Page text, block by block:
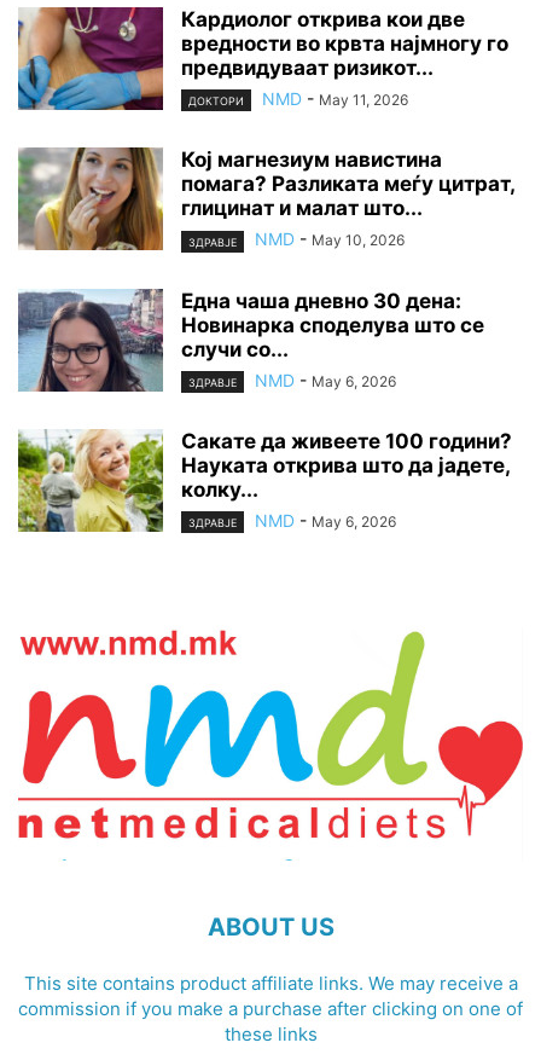
Кардиолог открива кои две
вредности во крвта најмногу го
предвидуваат ризикот...
ДОКТОРИ NMD - May 11, 2026
Кој магнезиум навистина
помага? Разликата меѓу цитрат,
глицинат и малат што...
ЗДРАВЈЕ NMD - May 10, 2026
Една чаша дневно 30 дена:
Новинарка споделува што се
случи со...
ЗДРАВЈЕ NMD - May 6, 2026
Сакате да живеете 100 години?
Науката открива што да јадете,
колку...
ЗДРАВЈЕ NMD - May 6, 2026
ABOUT US
This site contains product affiliate links. We may receive a
commission if you make a purchase after clicking on one of
these links